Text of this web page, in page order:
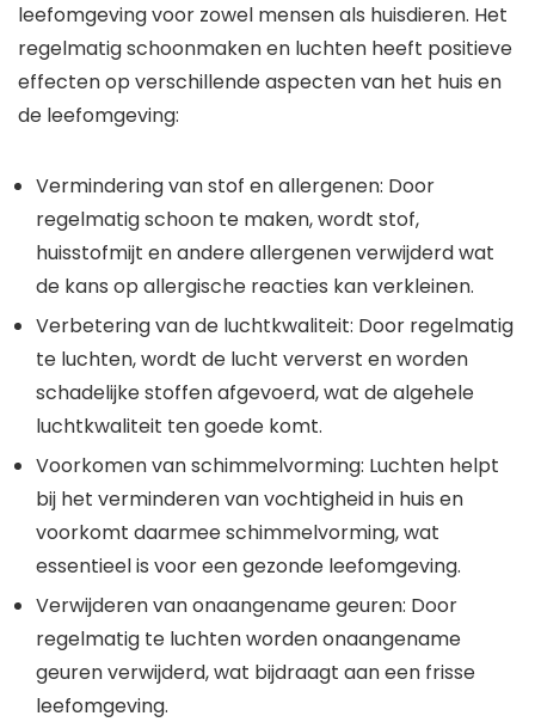
leefomgeving voor zowel mensen als huisdieren. Het
regelmatig schoonmaken en luchten heeft positieve
effecten op verschillende aspecten van het huis en
de leefomgeving:
Vermindering van stof en allergenen: Door
regelmatig schoon te maken, wordt stof,
huisstofmijt en andere allergenen verwijderd wat
de kans op allergische reacties kan verkleinen.
Verbetering van de luchtkwaliteit: Door regelmatig
te luchten, wordt de lucht ververst en worden
schadelijke stoffen afgevoerd, wat de algehele
luchtkwaliteit ten goede komt.
Voorkomen van schimmelvorming: Luchten helpt
bij het verminderen van vochtigheid in huis en
voorkomt daarmee schimmelvorming, wat
essentieel is voor een gezonde leefomgeving.
Verwijderen van onaangename geuren: Door
regelmatig te luchten worden onaangename
geuren verwijderd, wat bijdraagt aan een frisse
leefomgeving.